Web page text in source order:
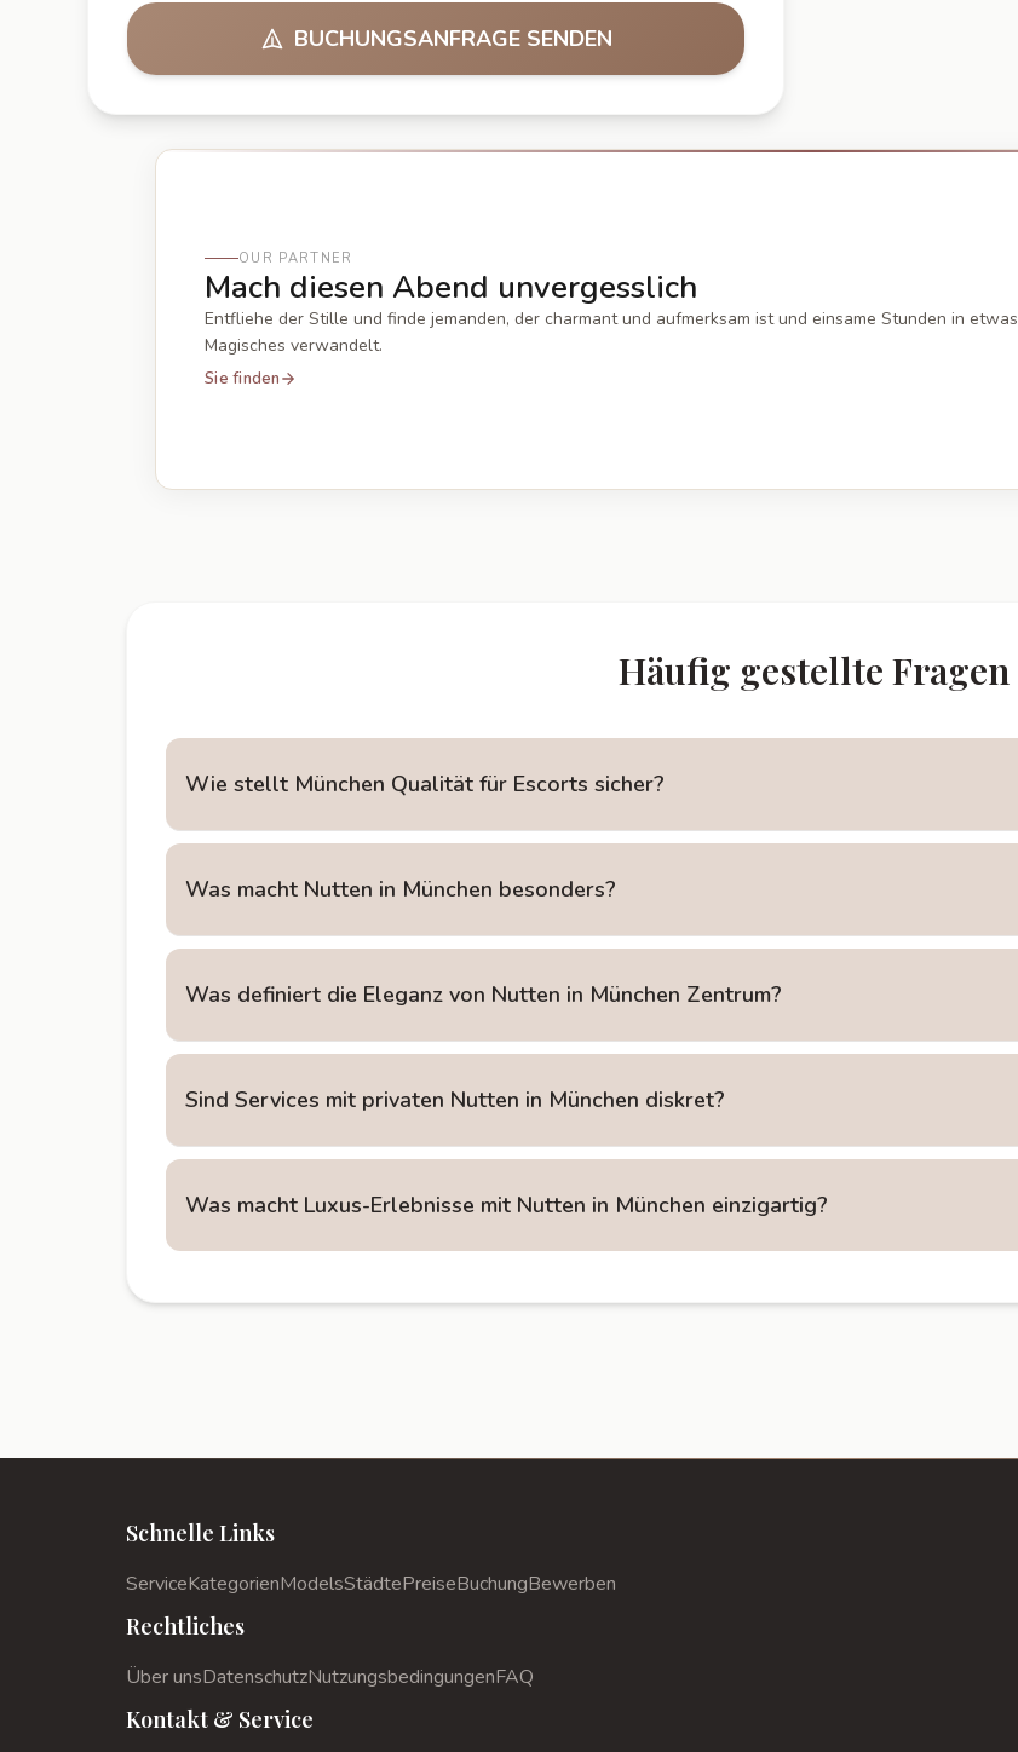
BUCHUNGSANFRAGE SENDEN
OUR PARTNER
Mach diesen Abend unvergesslich
Entfliehe der Stille und finde jemanden, der charmant und aufmerksam ist und einsame Stunden in etwas
Magisches verwandelt.
Sie finden
Häufig gestellte Fragen
Wie stellt München Qualität für Escorts sicher?
Was macht Nutten in München besonders?
Was definiert die Eleganz von Nutten in München Zentrum?
Sind Services mit privaten Nutten in München diskret?
Was macht Luxus-Erlebnisse mit Nutten in München einzigartig?
Schnelle Links
ServiceKategorienModelsStädtePreiseBuchungBewerben
Rechtliches
Über unsDatenschutzNutzungsbedingungenFAQ
Kontakt & Service